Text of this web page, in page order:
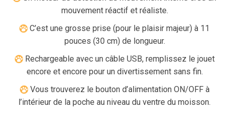
mouvement réactif et réaliste.
C’est une grosse prise (pour le plaisir majeur) à 11
pouces (30 cm) de longueur.
Rechargeable avec un câble USB, remplissez le jouet
encore et encore pour un divertissement sans fin.
Vous trouverez le bouton d’alimentation ON/OFF à
l’intérieur de la poche au niveau du ventre du moisson.